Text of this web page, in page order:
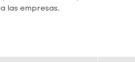
las empresas.